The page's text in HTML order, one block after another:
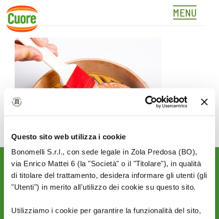
Questo sito web utilizza i cookie
Bonomelli S.r.l., con sede legale in Zola Predosa (BO),
via Enrico Mattei 6 (la "Società" o il "Titolare"), in qualità
di titolare del trattamento, desidera informare gli utenti (gli
"Utenti") in merito all'utilizzo dei cookie su questo sito.
Utilizziamo i cookie per garantire la funzionalità del sito,
Skip
content
MENU
03
Rimani aggiornato sulle
novità del mondo Cuore: